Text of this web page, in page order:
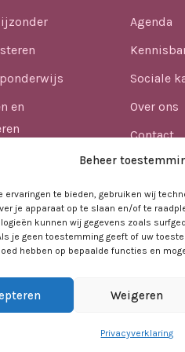
Beheer
ervaringen te bieden, gebruiken wij
je apparaat op te slaan en/of te
kunnen wij gegevens zoals
je geen toestemming geeft of uw
hebben op bepaalde functies en
Weigeren
Privacyverklaring
en
in het
Agenda
Sociale
Over ons
Contact